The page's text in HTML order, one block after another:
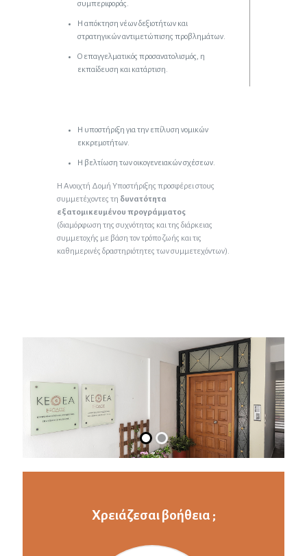
συμπεριφοράς.
Η απόκτηση νέων δεξιοτήτων και
στρατηγικών αντιμετώπισης προβλημάτων.
Ο επαγγελματικός προσανατολισμός, η
εκπαίδευση και κατάρτιση.
Η υποστήριξη για την επίλυση νομικών
εκκρεμοτήτων.
Η βελτίωση των οικογενειακών σχέσεων.
Η Ανοιχτή Δομή Υποστήριξης προσφέρει στους
συμμετέχοντες τη δυνατότητα
εξατομικευμένου προγράμματος
(διαμόρφωση της συχνότητας και της διάρκειας
συμμετοχής με βάση τον τρόπο ζωής και τις
καθημερινές δραστηριότητες των συμμετεχόντων).
Χρειάζεσαι βοήθεια ;